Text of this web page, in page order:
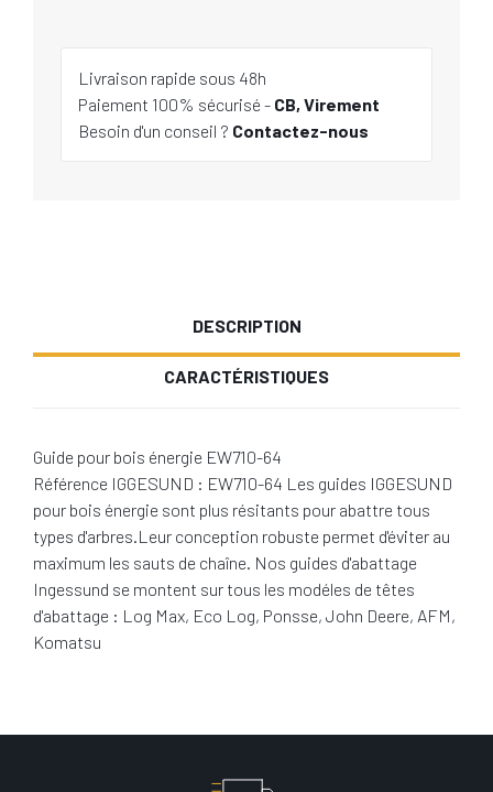
Livraison rapide sous 48h
Paiement 100% sécurisé - CB, Virement
Besoin d'un conseil ? Contactez-nous
DESCRIPTION
CARACTÉRISTIQUES
Guide pour bois énergie EW710-64
Référence IGGESUND : EW710-64 Les guides IGGESUND
pour bois énergie sont plus résitants pour abattre tous
types d'arbres.Leur conception robuste permet d'éviter au
maximum les sauts de chaîne. Nos guides d'abattage
Ingessund se montent sur tous les modéles de têtes
d'abattage : Log Max, Eco Log, Ponsse, John Deere, AFM,
Komatsu